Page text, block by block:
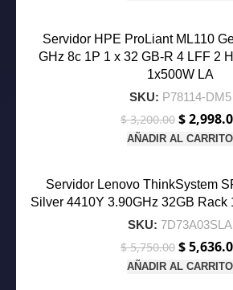
$
Servidor HPE ProLiant ML110
GHz 8c 1P 1 x 32 GB‑R 4 LFF 2
1x500W LA
SKU: P78114-DM5
$3,200.00 El
precio
$
$
AÑADIR AL CARRITO
Servidor Lenovo ThinkSystem
Silver 4410Y 3.90GHz 32GB Rack
SKU: 7D73A03SLA
$5,750.00 El
precio
$
AÑADIR AL CARRITO